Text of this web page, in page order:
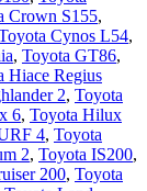
Crown S155,
Cynos L54,
, Toyota GT86,
Hiace Regius
2, Toyota
6, Toyota Hilux
4, Toyota
2, Toyota IS200,
200, Toyota